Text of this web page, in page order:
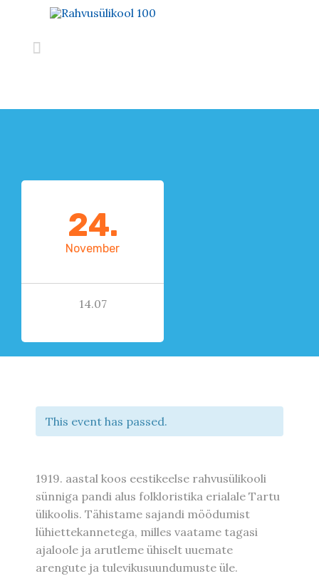

24.
November
14.07
This event has passed.
1919. aastal koos eestikeelse rahvusülikooli
sünniga pandi alus folkloristika erialale Tartu
ülikoolis. Tähistame sajandi möödumist
lühiettekannetega, milles vaatame tagasi
ajaloole ja arutleme ühiselt uuemate
arengute ja tulevikusuundumuste üle.